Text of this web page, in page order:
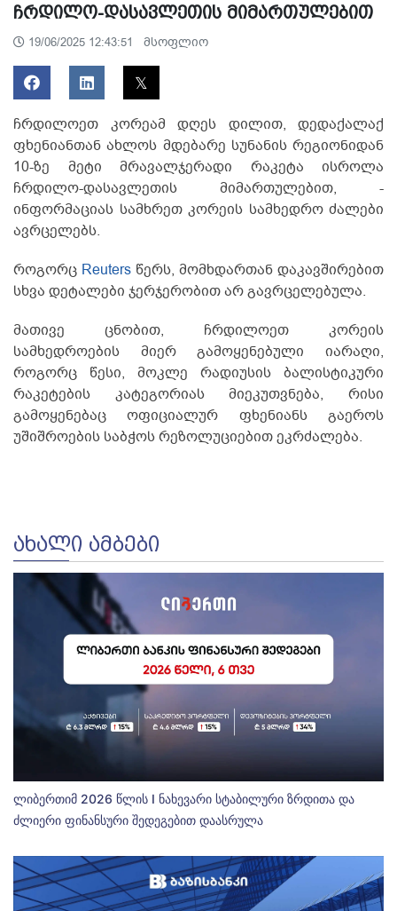
ჩრდილო-დასავლეთის მიმართულებით
19/06/2025 12:43:51 მსოფლიო
ჩრდილოეთ კორეამ დღეს დილით, დედაქალაქ
ფხენიანთან ახლოს მდებარე სუნანის რეგიონიდან
10-ზე მეტი მრავალჯერადი რაკეტა ისროლა
ჩრდილო-დასავლეთის მიმართულებით, -
ინფორმაციას სამხრეთ კორეის სამხედრო ძალები
ავრცელებს.
როგორც Reuters წერს, მომხდართან დაკავშირებით
სხვა დეტალები ჯერჯერობით არ გავრცელებულა.
მათივე ცნობით, ჩრდილოეთ კორეის
სამხედროების მიერ გამოყენებული იარაღი,
როგორც წესი, მოკლე რადიუსის ბალისტიკური
რაკეტების კატეგორიას მიეკუთვნება, რისი
გამოყენებაც ოფიციალურ ფხენიანს გაეროს
უშიშროების საბჭოს რეზოლუციებით ეკრძალება.
ᲐᲮᲐᲚᲘ ᲐᲛᲑᲔᲑᲘ
ლიბერთიმ 2026 წლის I ნახევარი სტაბილური ზრდითა და
ძლიერი ფინანსური შედეგებით დაასრულა